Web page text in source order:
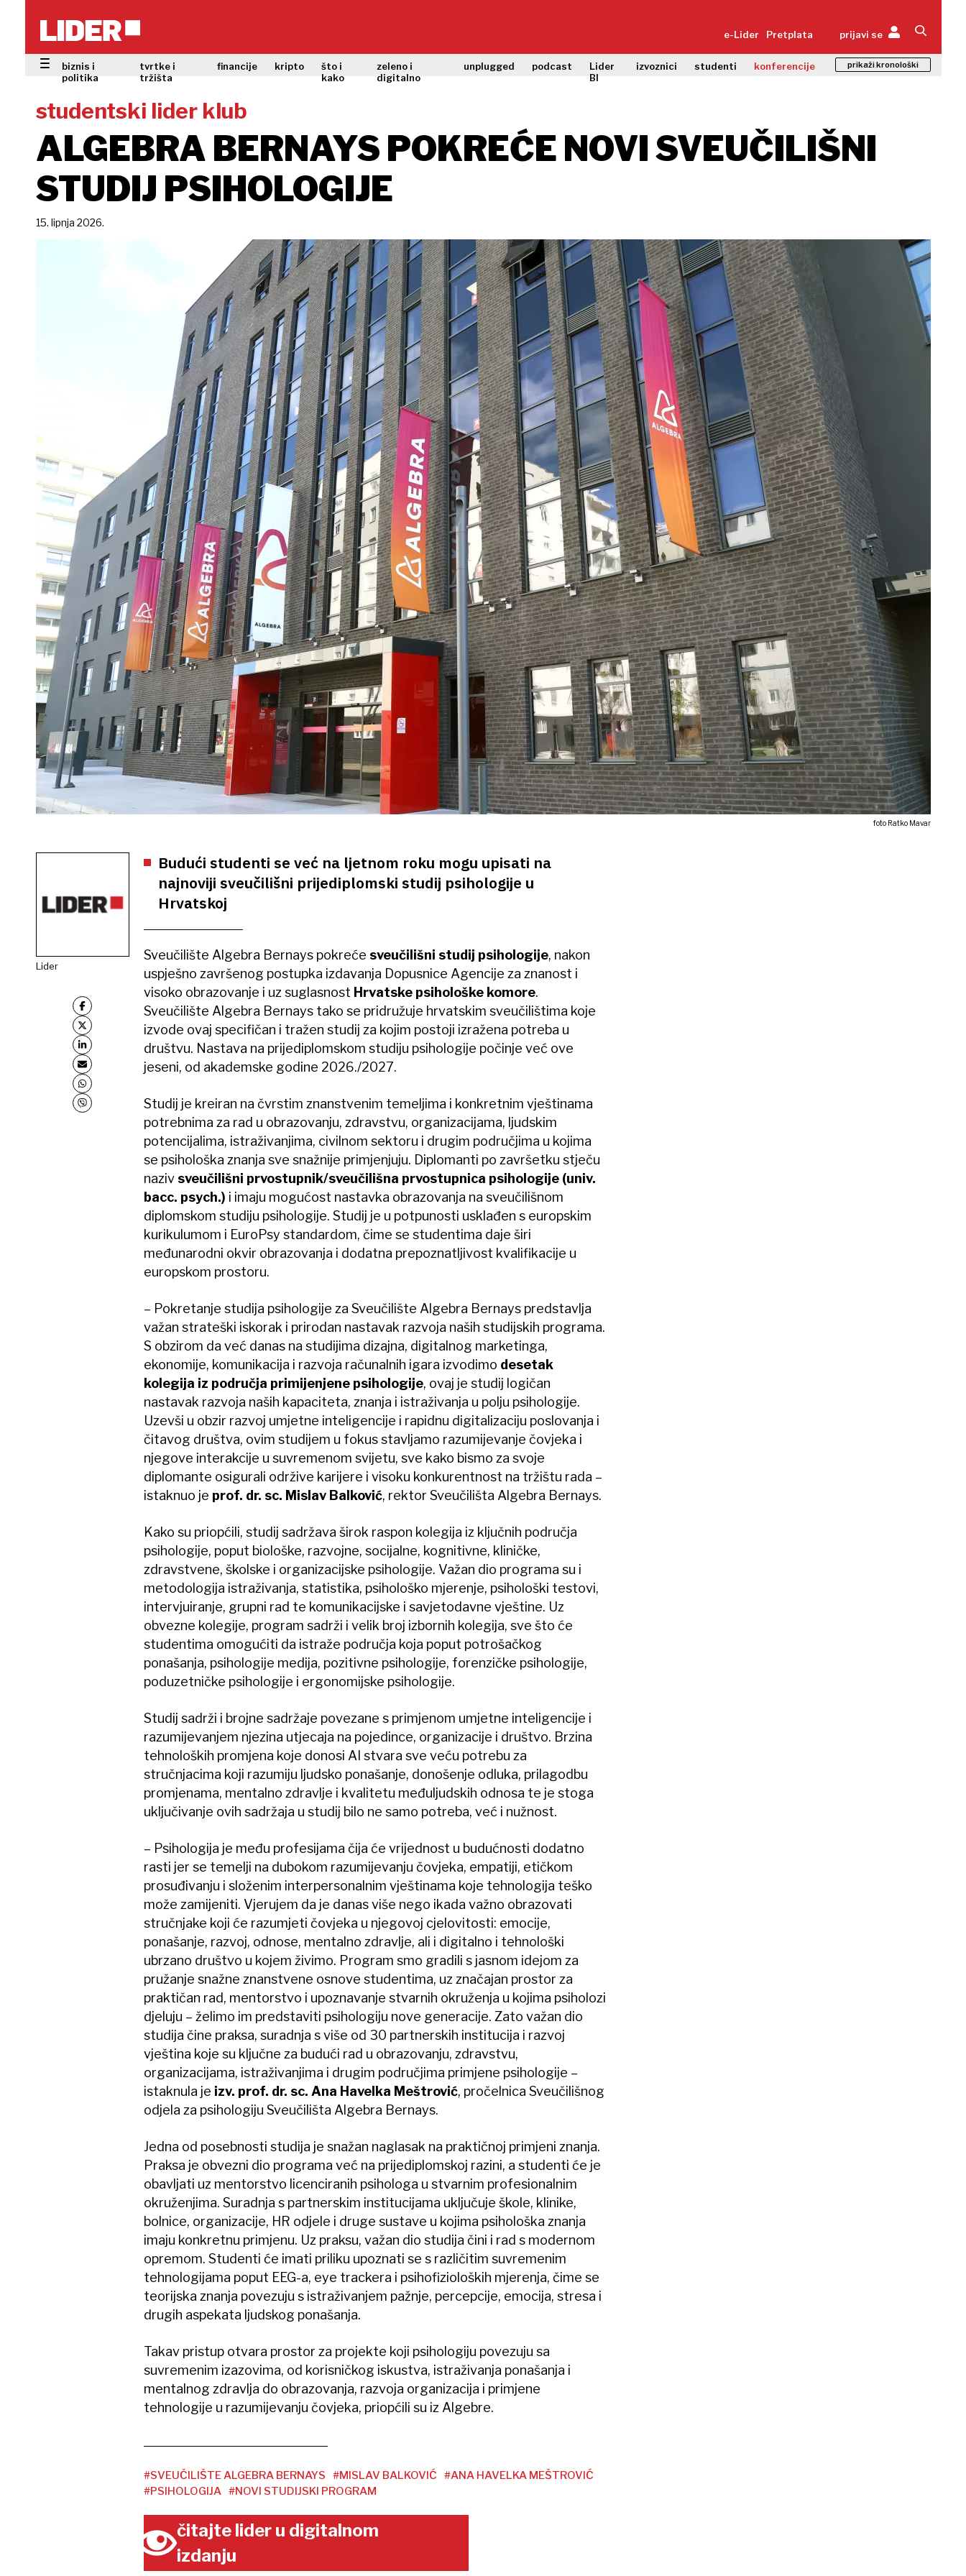
e-Lider Pretplata prijavi se
biznis i
politika
tvrtke i
tržišta
financije kripto
što i
kako
zeleno i
digitalno
unplugged podcast
Lider
BI
izvoznici studenti konferencije prikaži kronološki
studentski lider klub
ALGEBRA BERNAYS POKREĆE NOVI SVEUČILIŠNI
STUDIJ PSIHOLOGIJE
15. lipnja 2026.
foto Ratko Mavar
Lider
Budući studenti se već na ljetnom roku mogu upisati na
najnoviji sveučilišni prijediplomski studij psihologije u
Hrvatskoj
Sveučilište Algebra Bernays pokreće sveučilišni studij psihologije, nakon
uspješno završenog postupka izdavanja Dopusnice Agencije za znanost i
visoko obrazovanje i uz suglasnost Hrvatske psihološke komore.
Sveučilište Algebra Bernays tako se pridružuje hrvatskim sveučilištima koje
izvode ovaj specifičan i tražen studij za kojim postoji izražena potreba u
društvu. Nastava na prijediplomskom studiju psihologije počinje već ove
jeseni, od akademske godine 2026./2027.
Studij je kreiran na čvrstim znanstvenim temeljima i konkretnim vještinama
potrebnima za rad u obrazovanju, zdravstvu, organizacijama, ljudskim
potencijalima, istraživanjima, civilnom sektoru i drugim područjima u kojima
se psihološka znanja sve snažnije primjenjuju. Diplomanti po završetku stječu
naziv sveučilišni prvostupnik/sveučilišna prvostupnica psihologije (univ.
bacc. psych.) i imaju mogućost nastavka obrazovanja na sveučilišnom
diplomskom studiju psihologije. Studij je u potpunosti usklađen s europskim
kurikulumom i EuroPsy standardom, čime se studentima daje širi
međunarodni okvir obrazovanja i dodatna prepoznatljivost kvalifikacije u
europskom prostoru.
– Pokretanje studija psihologije za Sveučilište Algebra Bernays predstavlja
važan strateški iskorak i prirodan nastavak razvoja naših studijskih programa.
S obzirom da već danas na studijima dizajna, digitalnog marketinga,
ekonomije, komunikacija i razvoja računalnih igara izvodimo desetak
kolegija iz područja primijenjene psihologije, ovaj je studij logičan
nastavak razvoja naših kapaciteta, znanja i istraživanja u polju psihologije.
Uzevši u obzir razvoj umjetne inteligencije i rapidnu digitalizaciju poslovanja i
čitavog društva, ovim studijem u fokus stavljamo razumijevanje čovjeka i
njegove interakcije u suvremenom svijetu, sve kako bismo za svoje
diplomante osigurali održive karijere i visoku konkurentnost na tržištu rada –
istaknuo je prof. dr. sc. Mislav Balković, rektor Sveučilišta Algebra Bernays.
Kako su priopćili, studij sadržava širok raspon kolegija iz ključnih područja
psihologije, poput biološke, razvojne, socijalne, kognitivne, kliničke,
zdravstvene, školske i organizacijske psihologije. Važan dio programa su i
metodologija istraživanja, statistika, psihološko mjerenje, psihološki testovi,
intervjuiranje, grupni rad te komunikacijske i savjetodavne vještine. Uz
obvezne kolegije, program sadrži i velik broj izbornih kolegija, sve što će
studentima omogućiti da istraže područja koja poput potrošačkog
ponašanja, psihologije medija, pozitivne psihologije, forenzičke psihologije,
poduzetničke psihologije i ergonomijske psihologije.
Studij sadrži i brojne sadržaje povezane s primjenom umjetne inteligencije i
razumijevanjem njezina utjecaja na pojedince, organizacije i društvo. Brzina
tehnoloških promjena koje donosi AI stvara sve veću potrebu za
stručnjacima koji razumiju ljudsko ponašanje, donošenje odluka, prilagodbu
promjenama, mentalno zdravlje i kvalitetu međuljudskih odnosa te je stoga
uključivanje ovih sadržaja u studij bilo ne samo potreba, već i nužnost.
– Psihologija je među profesijama čija će vrijednost u budućnosti dodatno
rasti jer se temelji na dubokom razumijevanju čovjeka, empatiji, etičkom
prosuđivanju i složenim interpersonalnim vještinama koje tehnologija teško
može zamijeniti. Vjerujem da je danas više nego ikada važno obrazovati
stručnjake koji će razumjeti čovjeka u njegovoj cjelovitosti: emocije,
ponašanje, razvoj, odnose, mentalno zdravlje, ali i digitalno i tehnološki
ubrzano društvo u kojem živimo. Program smo gradili s jasnom idejom za
pružanje snažne znanstvene osnove studentima, uz značajan prostor za
praktičan rad, mentorstvo i upoznavanje stvarnih okruženja u kojima psiholozi
djeluju – želimo im predstaviti psihologiju nove generacije. Zato važan dio
studija čine praksa, suradnja s više od 30 partnerskih institucija i razvoj
vještina koje su ključne za budući rad u obrazovanju, zdravstvu,
organizacijama, istraživanjima i drugim područjima primjene psihologije –
istaknula je izv. prof. dr. sc. Ana Havelka Meštrović, pročelnica Sveučilišnog
odjela za psihologiju Sveučilišta Algebra Bernays.
Jedna od posebnosti studija je snažan naglasak na praktičnoj primjeni znanja.
Praksa je obvezni dio programa već na prijediplomskoj razini, a studenti će je
obavljati uz mentorstvo licenciranih psihologa u stvarnim profesionalnim
okruženjima. Suradnja s partnerskim institucijama uključuje škole, klinike,
bolnice, organizacije, HR odjele i druge sustave u kojima psihološka znanja
imaju konkretnu primjenu. Uz praksu, važan dio studija čini i rad s modernom
opremom. Studenti će imati priliku upoznati se s različitim suvremenim
tehnologijama poput EEG-a, eye trackera i psihofizioloških mjerenja, čime se
teorijska znanja povezuju s istraživanjem pažnje, percepcije, emocija, stresa i
drugih aspekata ljudskog ponašanja.
Takav pristup otvara prostor za projekte koji psihologiju povezuju sa
suvremenim izazovima, od korisničkog iskustva, istraživanja ponašanja i
mentalnog zdravlja do obrazovanja, razvoja organizacija i primjene
tehnologije u razumijevanju čovjeka, priopćili su iz Algebre.
#SVEUČILIŠTE ALGEBRA BERNAYS #MISLAV BALKOVIĆ
#ANA HAVELKA MEŠTROVIĆ
#PSIHOLOGIJA #NOVI STUDIJSKI PROGRAM
čitajte lider u digitalnom
izdanju